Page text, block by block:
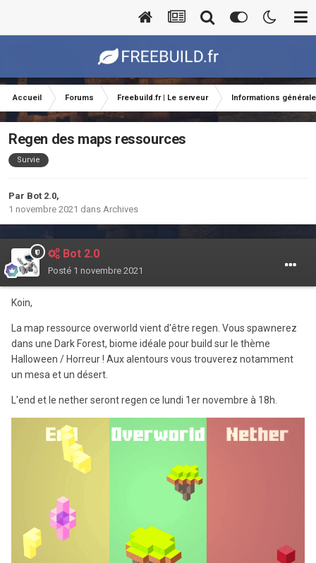
Accueil Forums Freebuild.fr | Le serveur Informations
Regen des maps ressources
Survie
Par Bot 2.0,
1 novembre 2021 dans Archives
Bot 2.0
Posté 1 novembre 2021
Koin,
La map ressource overworld vient d'être regen. Vous spawnerez
dans une Dark Forest, biome idéale pour build sur le thème
Halloween / Horreur ! Aux alentours vous trouverez notamment
un mesa et un désert.
L'end et le nether seront regen ce lundi 1er novembre à 18h.